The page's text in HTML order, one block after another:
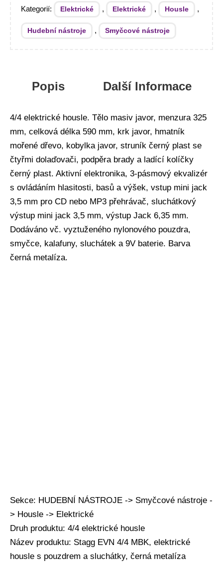
Kategorií: Elektrické , Elektrické , Housle ,
Hudební nástroje , Smyčcové nástroje
Popis Další Informace
4/4 elektrické housle. Tělo masiv javor, menzura 325
mm, celková délka 590 mm, krk javor, hmatník
mořené dřevo, kobylka javor, struník černý plast se
čtyřmi dolaďovači, podpěra brady a ladící kolíčky
černý plast. Aktivní elektronika, 3-pásmový ekvalizér
s ovládáním hlasitosti, basů a výšek, vstup mini jack
3,5 mm pro CD nebo MP3 přehrávač, sluchátkový
výstup mini jack 3,5 mm, výstup Jack 6,35 mm.
Dodáváno vč. vyztuženého nylonového pouzdra,
smyčce, kalafuny, sluchátek a 9V baterie. Barva
černá metalíza.
Sekce: HUDEBNÍ NÁSTROJE -> Smyčcové nástroje -
> Housle -> Elektrické
Druh produktu: 4/4 elektrické housle
Název produktu: Stagg EVN 4/4 MBK, elektrické
housle s pouzdrem a sluchátky, černá metalíza